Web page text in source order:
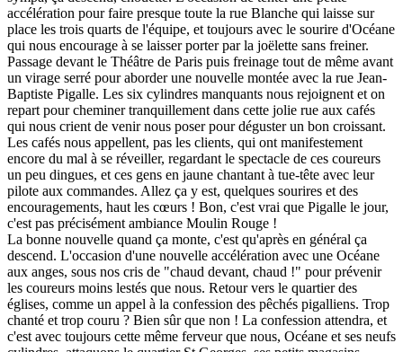
accélération pour faire presque toute la rue Blanche qui laisse sur
place les trois quarts de l'équipe, et toujours avec le sourire d'Océane
qui nous encourage à se laisser porter par la joëlette sans freiner.
Passage devant le Théâtre de Paris puis freinage tout de même avant
un virage serré pour aborder une nouvelle montée avec la rue Jean-
Baptiste Pigalle. Les six cylindres manquants nous rejoignent et on
repart pour cheminer tranquillement dans cette jolie rue aux cafés
qui nous crient de venir nous poser pour déguster un bon croissant.
Les cafés nous appellent, pas les clients, qui ont manifestement
encore du mal à se réveiller, regardant le spectacle de ces coureurs
un peu dingues, et ces gens en jaune chantant à tue-tête avec leur
pilote aux commandes. Allez ça y est, quelques sourires et des
encouragements, haut les cœurs ! Bon, c'est vrai que Pigalle le jour,
c'est pas précisément ambiance Moulin Rouge !
La bonne nouvelle quand ça monte, c'est qu'après en général ça
descend. L'occasion d'une nouvelle accélération avec une Océane
aux anges, sous nos cris de "chaud devant, chaud !" pour prévenir
les coureurs moins lestés que nous. Retour vers le quartier des
églises, comme un appel à la confession des pêchés pigalliens. Trop
chanté et trop couru ? Bien sûr que non ! La confession attendra, et
c'est avec toujours cette même ferveur que nous, Océane et ses neufs